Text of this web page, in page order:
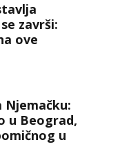
završi:
ove
Njemačku:
u Beograd,
u